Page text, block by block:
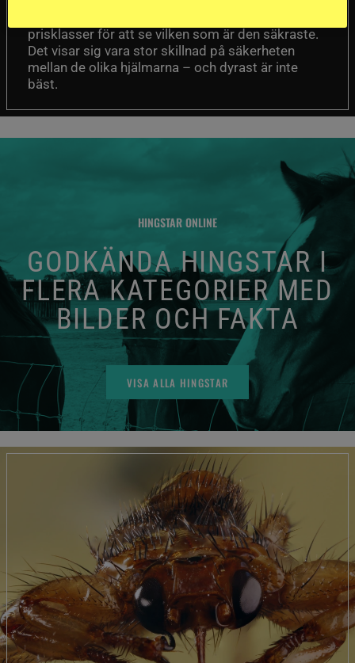
prisklasser för att se vilken som är den säkraste.
Det visar sig vara stor skillnad på säkerheten
mellan de olika hjälmarna – och dyrast är inte
bäst.
HINGSTAR ONLINE
GODKÄNDA HINGSTAR I
FLERA KATEGORIER MED
BILDER OCH FAKTA
VISA ALLA HINGSTAR